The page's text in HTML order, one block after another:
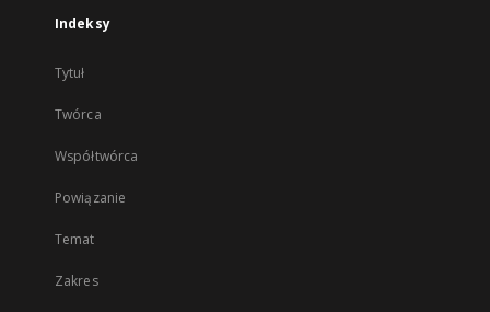
Indeksy
Tytuł
Twórca
Współtwórca
Powiązanie
Temat
Zakres